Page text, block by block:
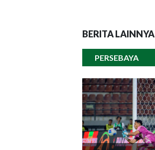
BERITA LAINNYA
PERSEBAYA